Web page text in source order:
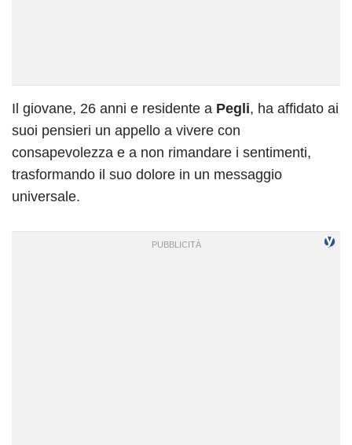
Il giovane, 26 anni e residente a Pegli, ha affidato ai
suoi pensieri un appello a vivere con
consapevolezza e a non rimandare i sentimenti,
trasformando il suo dolore in un messaggio
universale.